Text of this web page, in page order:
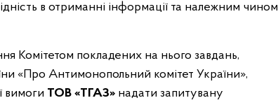
в отриманні інформації та належним чином
Комітетом покладених на нього завдань,
«Про Антимонопольний комітет України»,
вимоги ТОВ «ТГАЗ» надати запитувану